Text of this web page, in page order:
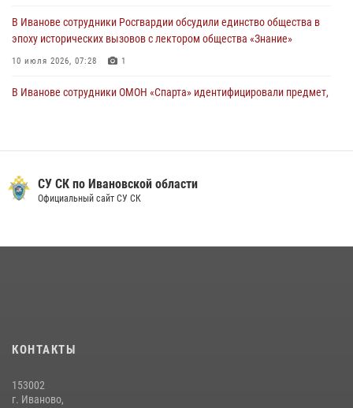
В Иванове сотрудники Росгвардии обсудили единство общества в
эпоху исторических вызовов с лектором общества «Знание»
10 июля 2026, 07:28 1
В Иванове сотрудники ОМОН «Спарта» идентифицировали предмет,
15 июля 2026, 13:03
В Иванове росгвардейцы обеспечили безопасность граждан во
«Россия»
СУ СК по Ивановской области
Официальный сайт СУ СК
КОНТАКТЫ
153002
г. Иваново,